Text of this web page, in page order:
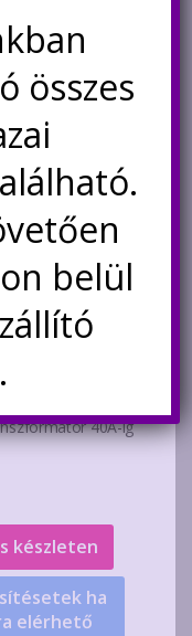
teszem
40A-ig
készleten
ha
elérhető
összes
belül